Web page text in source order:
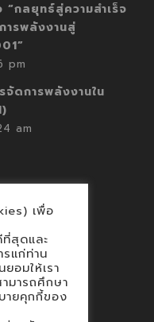
“กลยุทธ์สู่ความสำเร็จ
ารพลังงานสู่
pm
จัดการพลังงานใน
am
เพื่อ
ที่สุดและ
แก่ท่าน
อมให้เรา
มารถศึกษา
ายคุกกี้ของ